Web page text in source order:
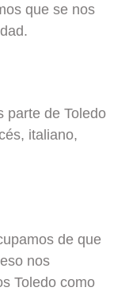
que se nos
parte de Toledo
italiano,
de que
nos
Toledo como